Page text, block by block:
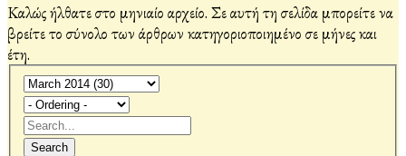
Καλώς ήλθατε στο μηνιαίο αρχείο. Σε αυτή τη σελίδα μπορείτε να
βρείτε το σύνολο των άρθρων κατηγοριοποιημένο σε μήνες και
έτη.
Search